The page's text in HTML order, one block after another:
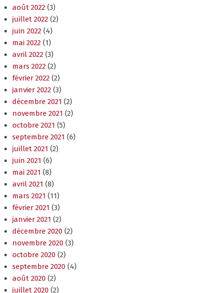
juin 2022(4)
mai 2022(1)
avril 2022 (3)
mars 2022(2)
février 2022(2)
janvier 2022(3)
décembre 2021
novembre 2021
octobre 2021(5)
septembre 2021 (6)
juillet 2021(2)
juin 2021(6)
mai 2021(8)
avril 2021 (8)
mars 2021(11)
février 2021(3)
janvier 2021(2)
décembre 2020
novembre 2020
octobre 2020(2)
septembre 2020 (4)
août 2020(2)
juillet 2020 (2)
juin 2020(3)
mai 2020(2)